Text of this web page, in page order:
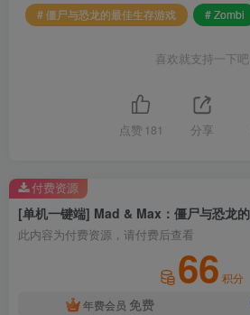
# 僵尸与恐龙的最佳生存游戏
# Zombi
喜欢就支持一下吧
点赞 181 分享
此内容为付费资源，请付费后查看
66 积分
年费会员 免费
付费资源